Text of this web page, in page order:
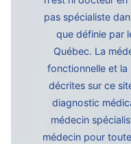
pas spécialiste
que définie par
Québec. La
fonctionnelle et la
décrites sur ce
diagnostic
médecin
médecin pour